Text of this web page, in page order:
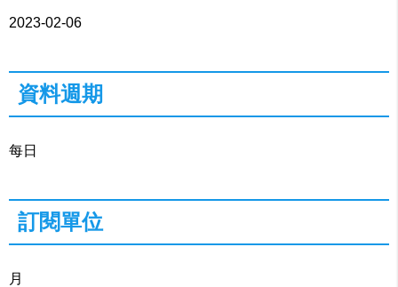
2023-02-06
資料週期
每日
訂閱單位
月